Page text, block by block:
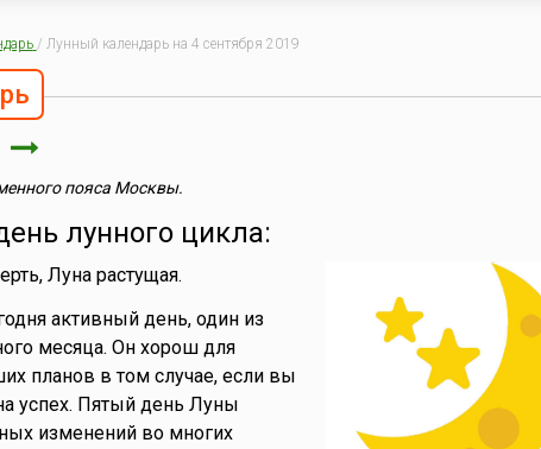
/ Лунный календарь на 4 сентября 2019
пояса Москвы.
лунного цикла:
Луна растущая.
активный день, один из
месяца. Он хорош для
планов в том случае, если вы
успех. Пятый день Луны
изменений во многих